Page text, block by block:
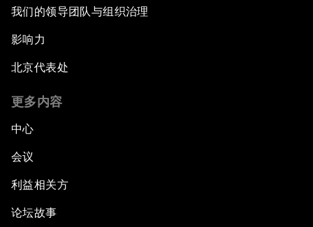
我们的领导团队与组织治理
影响力
北京代表处
更多内容
中心
会议
利益相关方
论坛故事